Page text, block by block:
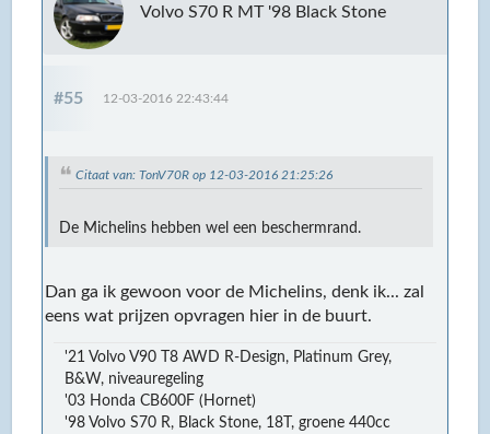
Volvo S70 R MT '98 Black Stone
#55 12-03-2016 22:43:44
Citaat van: TonV70R op 12-03-2016 21:25:26
De Michelins hebben wel een beschermrand.
Dan ga ik gewoon voor de Michelins, denk ik... zal
eens wat prijzen opvragen hier in de buurt.
'21 Volvo V90 T8 AWD R-Design, Platinum Grey,
B&W, niveauregeling
'03 Honda CB600F (Hornet)
'98 Volvo S70 R, Black Stone, 18T, groene 440cc